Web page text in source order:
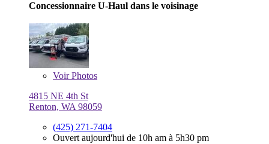
Concessionnaire U-Haul dans le voisinage
VoirPhotos
4815 NE 4th St
Renton, WA 98059
(425) 271-7404
Ouvert aujourd'hui de 10h am à 5h30 pm